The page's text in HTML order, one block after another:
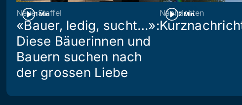
1 Min
Neue Staffel
«Bauer, ledig, sucht…»:
Diese Bäuerinnen und
Bauern suchen nach
der grossen Liebe
2 Min
Nachrichten